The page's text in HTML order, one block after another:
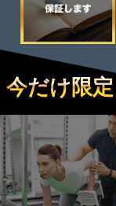
今だけ限定